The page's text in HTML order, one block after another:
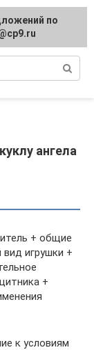
ангела
+ общие
игрушки +
+
к условиям
по